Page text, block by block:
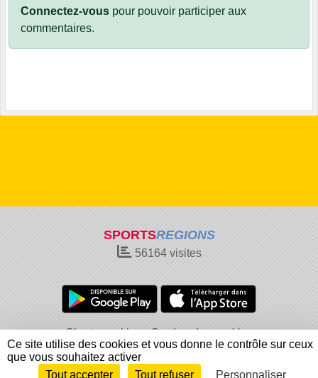
Connectez-vous pour pouvoir participer aux
commentaires.
SPORTSREGIONS
56164visites
Charte cookies
Gestion des cookies
Informations légales
Signaler un contenu inapproprié
Envie de participer ?
Ce site utilise des cookies et vous donne le contrôle sur ceux
que vous souhaitez activer
Tout accepter
Tout refuser Personnaliser